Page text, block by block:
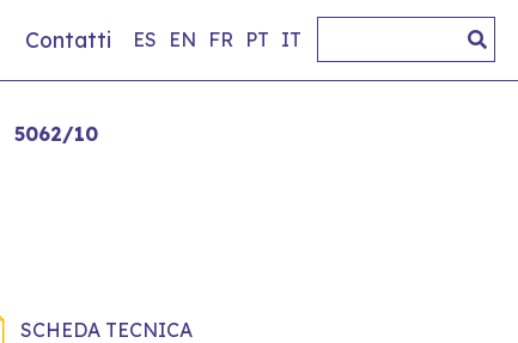
Contatti ES EN FR PT IT
5062/10
SCHEDA TECNICA